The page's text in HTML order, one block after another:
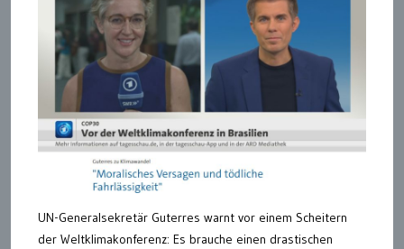
UN-Generalsekretär Guterres warnt vor einem Scheitern
der Weltklimakonferenz: Es brauche einen drastischen